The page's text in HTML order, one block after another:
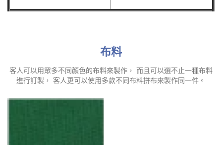
布料
客人可以用眾多不同顏色的布料來製作， 而且可以選不止一種布料
進行訂製， 客人更可以使用多款不同布料拼布來製作同一件。